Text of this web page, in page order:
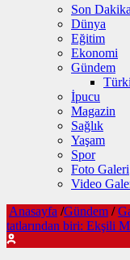
Son Dakika
Dünya
Eğitim
Ekonomi
Gündem
İpucu
Magazin
Sağlık
Yaşam
Spor
Foto Galeri
Video
Anasayfa /Gündem /
tatlarından biri: Ekşili